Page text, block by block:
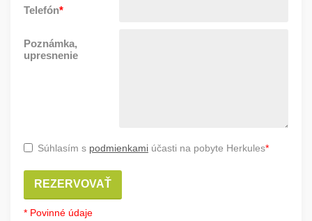
Telefón*
Poznámka,
upresnenie
Súhlasím s podmienkami účasti na pobyte Herkules*
REZERVOVAŤ
* Povinné údaje